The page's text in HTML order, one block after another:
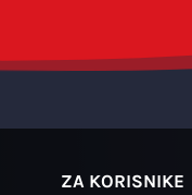
ZA KORISNIKE